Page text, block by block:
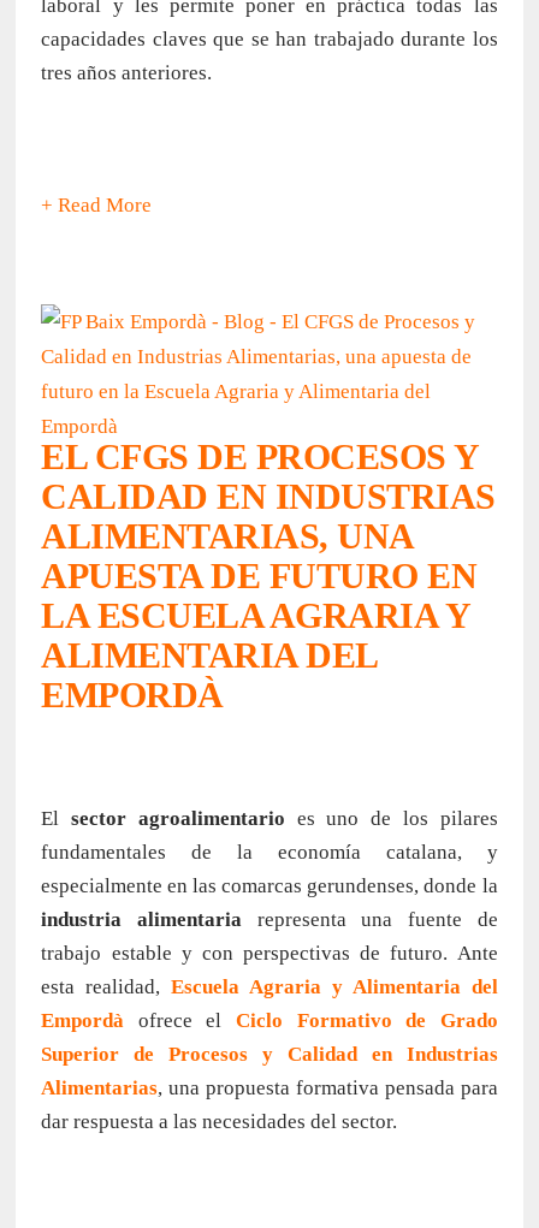
laboral y les permite poner en práctica todas las
capacidades claves que se han trabajado durante los
tres años anteriores.
+ Read More
EL CFGS DE PROCESOS Y
CALIDAD EN INDUSTRIAS
ALIMENTARIAS, UNA
APUESTA DE FUTURO EN
LA ESCUELA AGRARIA Y
ALIMENTARIA DEL
EMPORDÀ
Elsector agroalimentario es uno de los pilares
fundamentales de la economía catalana, y
especialmente en las comarcas gerundenses, donde la
industria alimentaria representa una fuente de
trabajo estable y con perspectivas de futuro. Ante
esta realidad,Escuela Agraria y Alimentaria del
Empordà ofrece el Ciclo Formativo de Grado
Superior de Procesos y Calidad en Industrias
Alimentarias, una propuesta formativa pensada para
dar respuesta a las necesidades del sector.